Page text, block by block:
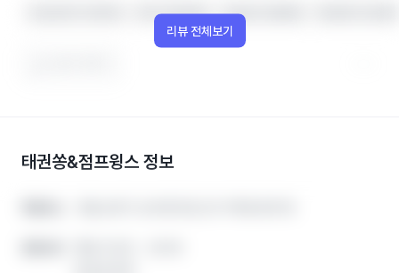
아이가 좋아해요 선생님이 친절해요
리뷰 전체보기
태권쏭&점프윙스 정보